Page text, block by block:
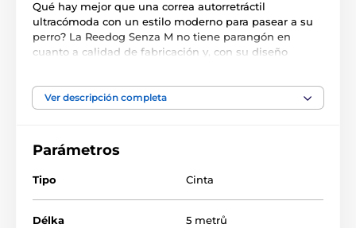
Qué hay mejor que una correa autorretráctil
ultracómoda con un estilo moderno para pasear a su
perro? La Reedog Senza M no tiene parangón en
cuanto a calidad de fabricación y, con su diseño
ningún ángulo. Un solo botón asegura los 3 mods de
freno. ¡El producto es de una marca checa! Para perros
Funciones principales:
Ver descripción completa
Parámetros
Tipo Cinta
Délka 5 metrů